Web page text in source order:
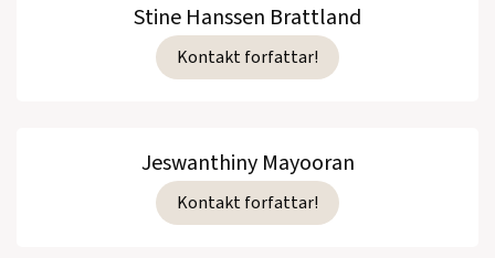
Stine Hanssen Brattland
Kontakt forfattar!
Jeswanthiny Mayooran
Kontakt forfattar!